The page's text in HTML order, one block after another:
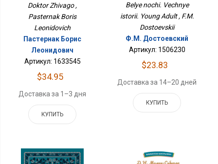
Doktor Zhivago ,
Pasternak Boris
Leonidovich
Пастернак Борис
Леонидович
Артикул: 1633545
$34.95
Доставка за 1–3 дня
КУПИТЬ
Belye nochi. Vechnye
istorii. Young Adult , F.M.
Dostoevskii
Ф.М. Достоевский
Артикул: 1506230
$23.83
Доставка за 14–20 дней
КУПИТЬ